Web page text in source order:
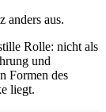
anders aus.
Rolle: nicht als
und
Formen des
liegt.